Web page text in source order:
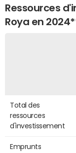
Ressources
Roya en
Total des
ressources
d'investissement
Emprunts